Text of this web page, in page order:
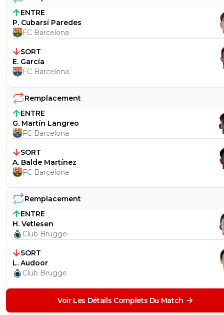
ENTRE
P. Cubarsí Paredes
FC Barcelona
SORT
E. García
FC Barcelona
Remplacement
ENTRE
G. Martín Langreo
FC Barcelona
SORT
A. Balde Martínez
FC Barcelona
Remplacement
ENTRE
H. Vetlesen
Club Brugge
SORT
L. Audoor
Club Brugge
Voir Les Détails Complets Du Match